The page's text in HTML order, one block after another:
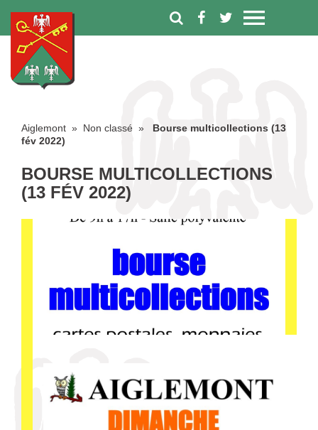
Aiglemont » Non classé » Bourse multicollections (13
fév 2022)
BOURSE MULTICOLLECTIONS
(13 FÉV 2022)